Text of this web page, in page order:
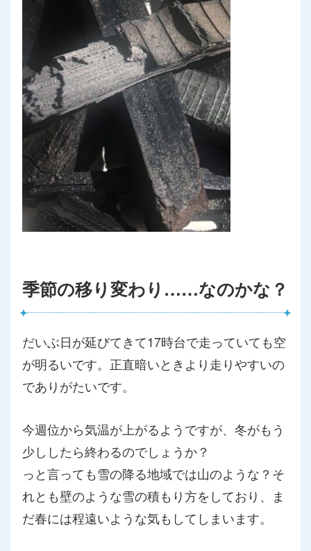
季節の移り変わり……なのかな？
だいぶ日が延びてきて17時台で走っていても空
が明るいです。正直暗いときより走りやすいの
でありがたいです。
今週位から気温が上がるようですが、冬がもう
少ししたら終わるのでしょうか？
っと言っても雪の降る地域では山のような？そ
れとも壁のような雪の積もり方をしており、ま
だ春には程遠いような気もしてしまいます。